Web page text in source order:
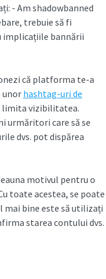
- Am shadowbanned
trebuie să fi
implicațiile bannării
că platforma te-a
unor hashtag-uri de
limita vizibilitatea.
urmăritori care să se
dvs. pot dispărea
motivul pentru o
toate acestea, se poate
mai bine este să utilizați
starea contului dvs.